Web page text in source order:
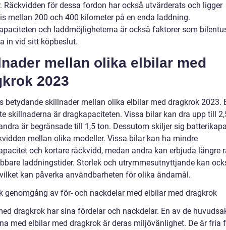
Räckvidden för dessa fordon har också utvärderats och ligger
mellan 200 och 400 kilometer på en enda laddning.
och laddmöjligheterna är också faktorer som
in vid sitt köpbeslut.
mellan olika elbilar med
2023
betydande skillnader mellan olika elbilar med dragkrok 2023.
skillnaderna är dragkapaciteten. Vissa bilar kan dra upp till
är begränsade till 1,5 ton. Dessutom skiljer sig
mellan olika modeller. Vissa bilar kan ha mindre
och kortare räckvidd, medan andra kan erbjuda längre
laddningstider. Storlek och utrymmesutnyttjande kan
kan påverka användbarheten för olika ändamål.
genomgång av för- och nackdelar med elbilar med dragkrok
dragkrok har sina fördelar och nackdelar. En av de
med elbilar med dragkrok är deras miljövänlighet. De är fria